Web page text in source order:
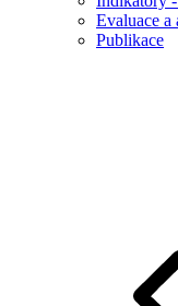
Evaluace
Publikace